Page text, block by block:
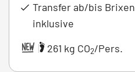
Transfer ab/bis Brixen
inklusive
|
261 kg CO2/Pers.